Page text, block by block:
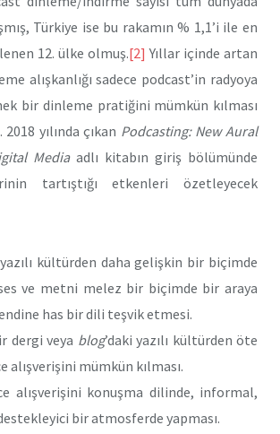
Türkiye ise bu rakamın % 1,1’i ile en
12. ülke olmuş.[2] Yıllar içinde artan
alışkanlığı sadece podcast’in radyoya
bir dinleme pratiğini mümkün kılması
yılında çıkan Podcasting: New Aural
Media adlı kitabın giriş bölümünde
tartıştığı etkenleri özetleyecek
yazılı kültürden daha gelişkin bir biçimde
ve metni melez bir biçimde bir araya
has bir dili teşvik etmesi.
dergi veya blog’daki yazılı kültürden öte
alışverişini mümkün kılması.
alışverişini konuşma dilinde, informal,
bir atmosferde yapması.